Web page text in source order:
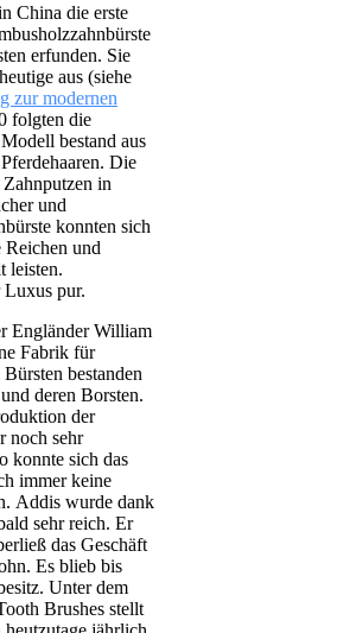
China die erste
erfunden. Sie
aus (siehe
zur modernen
folgten die
bestand aus
Die
in
und
konnten sich
und
leisten.
Luxus pur.
Engländer William
Fabrik für
bestanden
deren Borsten.
der
noch sehr
konnte sich das
immer keine
Addis wurde dank
sehr reich. Er
das Geschäft
Es blieb bis
Unter dem
Brushes stellt